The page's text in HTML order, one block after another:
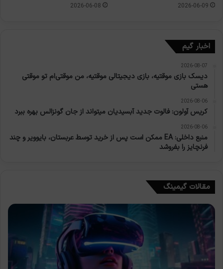
2026-06-09
2026-06-08
اخبار گیم
2026-08-07
دیسک بازی موقتیه، بازی دیجیتالی موقتیه، من موقتی‌ام تو موقتی
هستی
2026-08-06
کریس آولون: فالوت جدید آبسیدیان میتواند از جان گونزالس بهره ببرد
2026-08-06
منبع داخلی: EA ممکن است پس از خرید توسط عربستان، بایوویر و چند
فرنچایز را بفروشد
مقالات گیمینگ